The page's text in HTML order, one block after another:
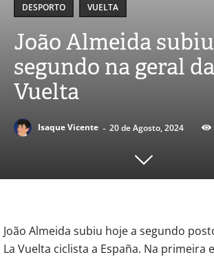
DESPORTO VUELTA
João Almeida
segundo na geral
Vuelta
Isaque Vicente - 20 de Agosto, 2024
João Almeida subiu hoje a segundo
La Vuelta ciclista a España. Na primeira